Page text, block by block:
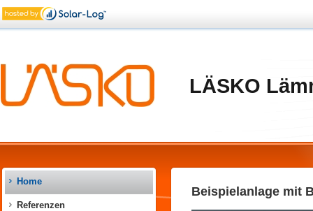
LÄSKO
Home
Referenzen
Beispielanlage mit